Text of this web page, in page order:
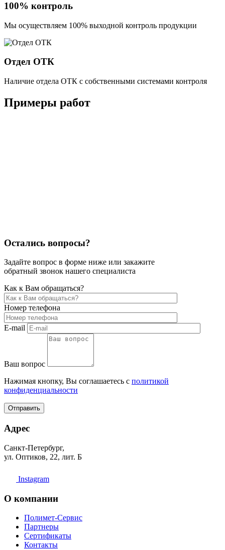
100% контроль
Мы осуществляем 100% выходной контроль продукции
Отдел ОТК
Наличие отдела ОТК с собственными системами контроля
Примеры работ
Остались вопросы?
Задайте вопрос в форме ниже или закажите
обратный звонок нашего специалиста
Как к Вам обращаться?
Номер телефона
E-mail
Ваш вопрос
Нажимая кнопку, Вы соглашаетесь с политикой
конфиденциальности
Отправить
Адрес
Санкт-Петербург,
ул. Оптиков, 22, лит. Б
Instagram
О компании
Полимет-Сервис
Партнеры
Сертификаты
Контакты